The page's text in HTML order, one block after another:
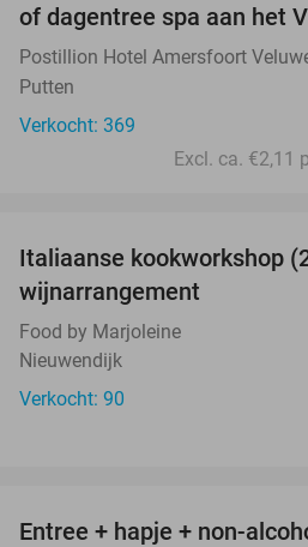
of dagentree spa aan het
Postillion Hotel Amersfoort
Putten
Verkocht: 369
Excl. ca. €2,11
Italiaanse kookworkshop
wijnarrangement
Food by Marjoleine
Nieuwendijk
Verkocht: 90
Entree + hapje + non-